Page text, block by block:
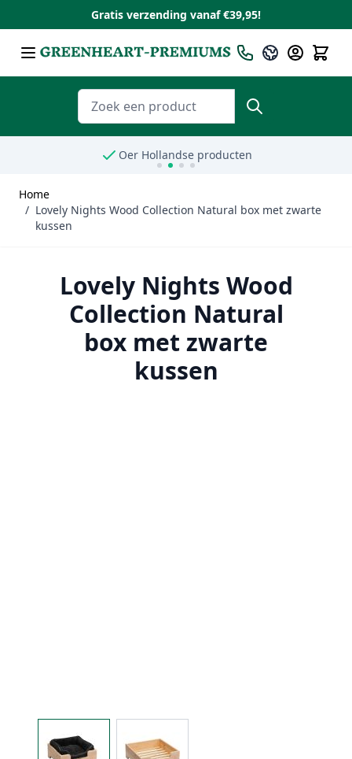
Gratis verzending vanaf €39,95!
Taal
Nederlands
Zoeken
Oer Hollandse producten
Home
/ Lovely Nights Wood Collection Natural box met zwarte
kussen
Lovely Nights Wood
Collection Natural
box met zwarte
kussen